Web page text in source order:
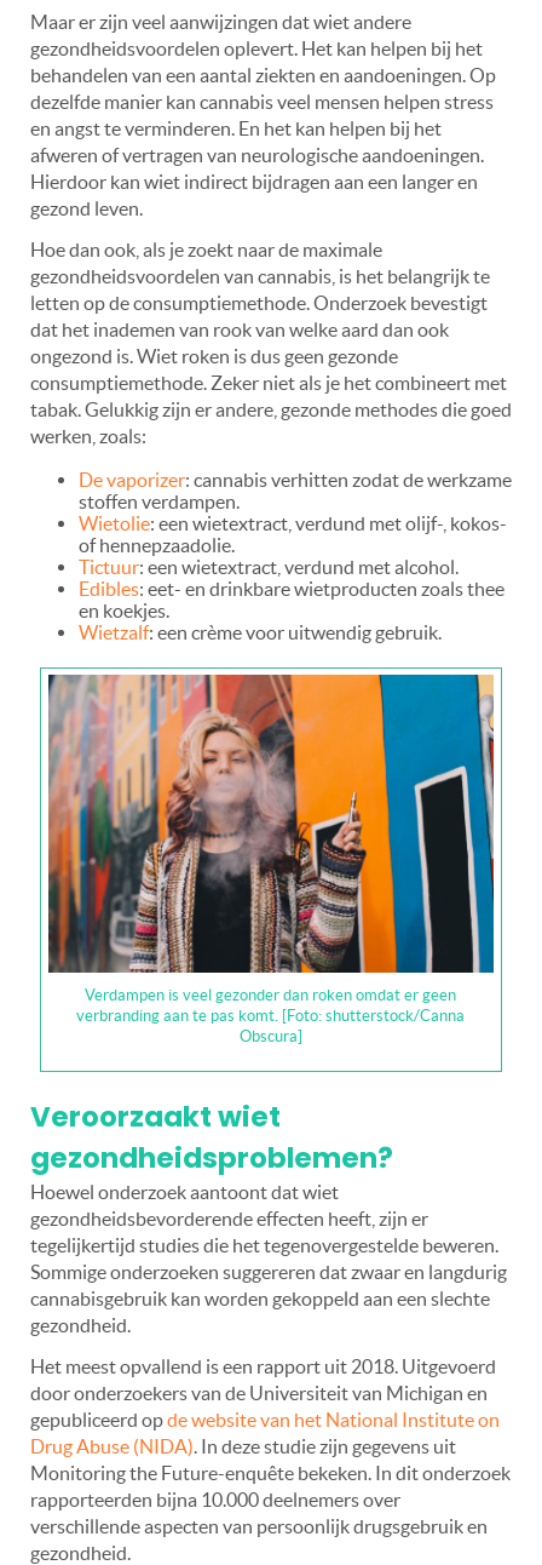
Maar er zijn veel aanwijzingen dat wiet andere
gezondheidsvoordelen oplevert. Het kan helpen bij het
behandelen van een aantal ziekten en aandoeningen. Op
dezelfde manier kan cannabis veel mensen helpen stress
en angst te verminderen. En het kan helpen bij het
afweren of vertragen van neurologische aandoeningen.
Hierdoor kan wiet indirect bijdragen aan een langer en
gezond leven.
Hoe dan ook, als je zoekt naar de maximale
gezondheidsvoordelen van cannabis, is het belangrijk te
letten op de consumptiemethode. Onderzoek bevestigt
dat het inademen van rook van welke aard dan ook
ongezond is. Wiet roken is dus geen gezonde
consumptiemethode. Zeker niet als je het combineert met
tabak. Gelukkig zijn er andere, gezonde methodes die goed
werken, zoals:
De vaporizer: cannabis verhitten zodat de werkzame
stoffen verdampen.
Wietolie: een wietextract, verdund met olijf-, kokos-
of hennepzaadolie.
Tictuur: een wietextract, verdund met alcohol.
Edibles: eet- en drinkbare wietproducten zoals thee
en koekjes.
Wietzalf: een crème voor uitwendig gebruik.
Verdampen is veel gezonder dan roken omdat er geen
verbranding aan te pas komt. [Foto: shutterstock/Canna
Obscura]
Veroorzaakt wiet
gezondheidsproblemen?
Hoewel onderzoek aantoont dat wiet
gezondheidsbevorderende effecten heeft, zijn er
tegelijkertijd studies die het tegenovergestelde beweren.
Sommige onderzoeken suggereren dat zwaar en langdurig
cannabisgebruik kan worden gekoppeld aan een slechte
gezondheid.
Het meest opvallend is een rapport uit 2018. Uitgevoerd
door onderzoekers van de Universiteit van Michigan en
gepubliceerd opde website van het National Institute on
Drug Abuse (NIDA) . In deze studie zijn gegevens uit
Monitoring the Future-enquête bekeken. In dit onderzoek
rapporteerden bijna 10.000 deelnemers over
verschillende aspecten van persoonlijk drugsgebruik en
gezondheid.